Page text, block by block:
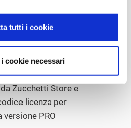
tutti i cookie
cookie necessari
versione gratuita di
da Zucchetti Store e
licenza per
versione PRO